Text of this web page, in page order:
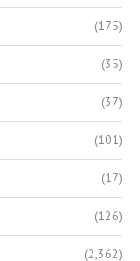
(175)
(35)
(37)
(101)
(17)
(126)
(2,362)